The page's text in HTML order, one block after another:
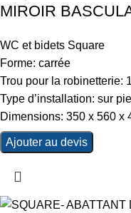
MIROIR
WC et bidets Square
Forme: carrée
Trou pour la robinetterie:
Type d’installation: sur
Dimensions: 350 x 560 x
Ajouter au devis